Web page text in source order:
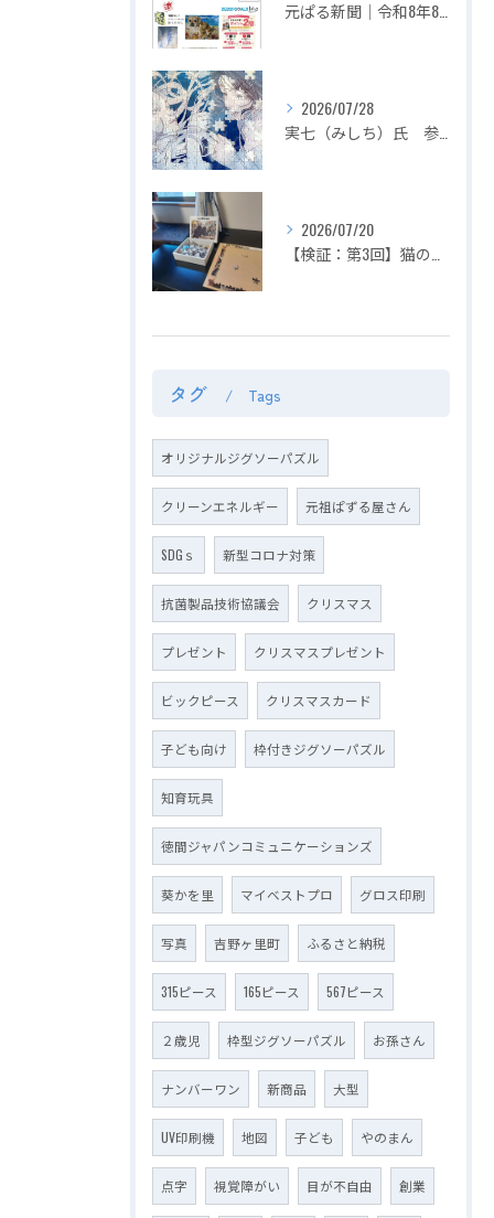
2026/07/28
2026/07/20
タグ Tags
オリジナルジグソーパズル
クリーンエネルギー 元祖ぱずる屋さん
SDGｓ 新型コロナ対策
抗菌製品技術協議会 クリスマス
プレゼント クリスマスプレゼント
ビックピース クリスマスカード
子ども向け 枠付きジグソーパズル
知育玩具
徳間ジャパンコミュニケーションズ
葵かを里 マイベストプロ グロス印刷
写真 吉野ヶ里町 ふるさと納税
315ピース 165ピース 567ピース
２歳児 枠型ジグソーパズル お孫さん
ナンバーワン 新商品 大型
UV印刷機 地図 子ども やのまん
点字 視覚障がい 目が不自由 創業